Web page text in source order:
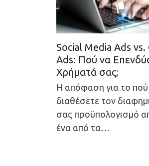
Social Media Ads
Ads: Πού να
Χρήματά σας;
Η απόφαση για το
διαθέσετε τον
σας προϋπολογισμό
ένα από τα…